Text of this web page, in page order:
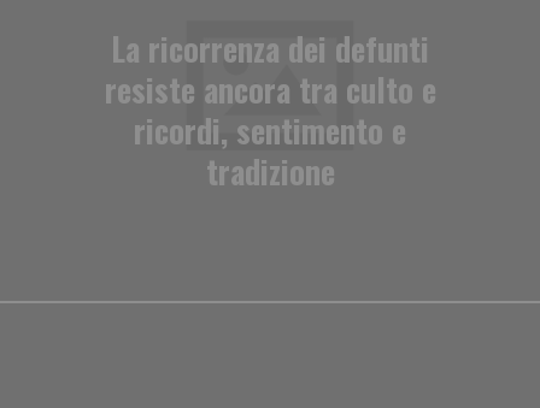
La ricorrenza dei defunti
resiste ancora tra culto e
ricordi, sentimento e
tradizione